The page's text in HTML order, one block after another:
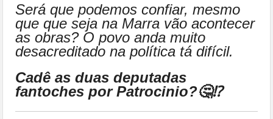
Será que podemos confiar, mesmo
que que seja na Marra vão acontecer
as obras? O povo anda muito
desacreditado na política tá difícil.
Cadê as duas deputadas
fantoches por Patrocinio?🤔⁉